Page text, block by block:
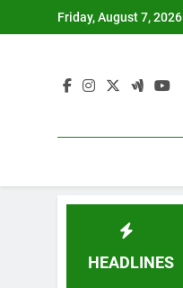
to
Friday, August 7, 2026
HEADLINES
Tinggi di Zaman Global